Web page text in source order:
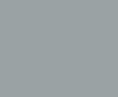
ist die Verarbeitung
in einer Weise, auf
Daten ohne
Informationen nicht
betroffenen Person
sofern diese
gesondert aufbewahrt
und organisatorischen